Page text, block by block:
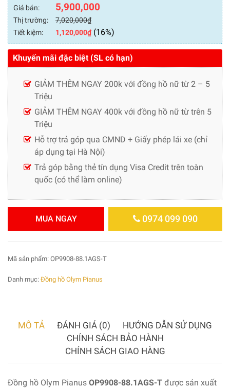
Giá bán: 5,900,000
Thị trường: 7,020,000₫
Tiết kiệm:
1,120,000₫(16%)
Khuyến mãi đặc biệt (SL có hạn)
GIẢM THÊM NGAY 200k với đồng hồ nữ từ 2 – 5
Triệu
GIẢM THÊM NGAY 400k với đồng hồ nữ từ trên 5
Triệu
Hỗ trợ trả góp qua CMND + Giấy phép lái xe (chỉ
áp dụng tại Hà Nội)
Trả góp bằng thẻ tín dụng Visa Credit trên toàn
quốc (có thể làm online)
MUA NGAY 0974 099 090
Mã sản phẩm: OP9908-88.1AGS-T
Danh mục: Đồng hồ Olym Pianus
MÔ TẢ ĐÁNH GIÁ (0)
HƯỚNG DẪN SỬ DỤNG
CHÍNH SÁCH BẢO HÀNH
CHÍNH SÁCH GIAO HÀNG
Đồng hồ Olym Pianus OP9908-88.1AGS-T được sản xuất